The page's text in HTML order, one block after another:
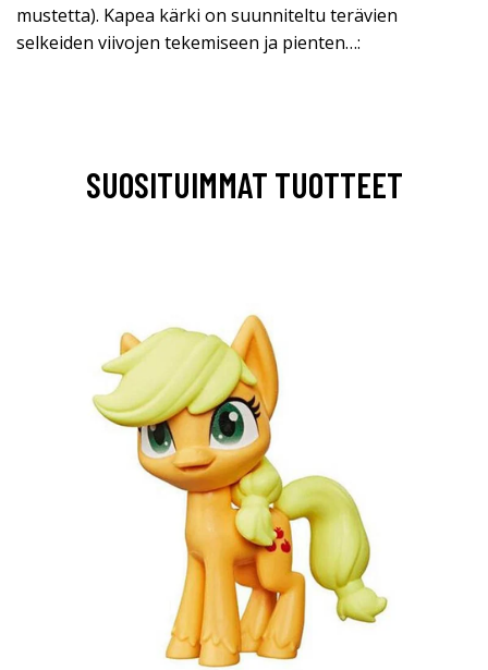
mustetta). Kapea kärki on suunniteltu terävien
selkeiden viivojen tekemiseen ja pienten…:
SUOSITUIMMAT TUOTTEET